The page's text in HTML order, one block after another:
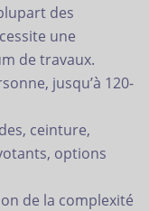
des
une
de travaux.
jusqu’à 120-
ceinture,
options
de la complexité